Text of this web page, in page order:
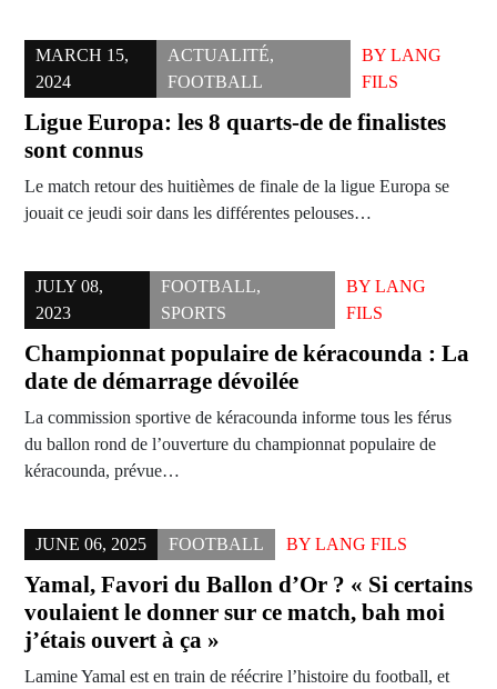
MARCH 15,
2024
ACTUALITÉ,
FOOTBALL
BY LANG
FILS
Ligue Europa: les 8 quarts-de de finalistes
sont connus
Le match retour des huitièmes de finale de la ligue Europa se
jouait ce jeudi soir dans les différentes pelouses…
JULY 08,
2023
FOOTBALL,
SPORTS
BY LANG
FILS
Championnat populaire de kéracounda : La
date de démarrage dévoilée
La commission sportive de kéracounda informe tous les férus
du ballon rond de l’ouverture du championnat populaire de
kéracounda, prévue…
JUNE 06, 2025 FOOTBALL BY LANG FILS
Yamal, Favori du Ballon d’Or ? « Si certains
voulaient le donner sur ce match, bah moi
j’étais ouvert à ça »
Lamine Yamal est en train de réécrire l’histoire du football, et